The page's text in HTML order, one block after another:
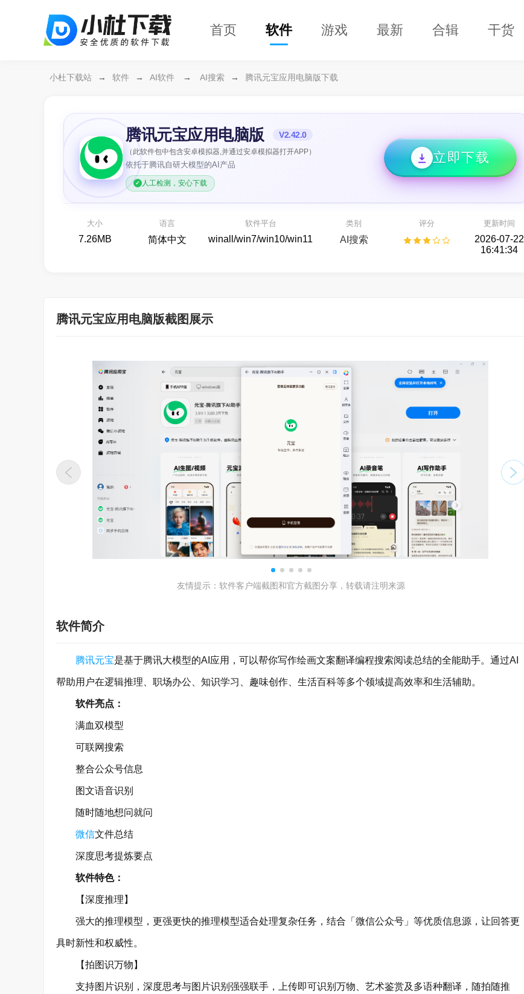
首页 软件 游戏 最新 合辑 干货
小杜下载站 → 软件 → AI软件 → AI搜索 → 腾讯元宝应用电脑版下载
腾讯元宝应用电脑版 V2.42.0
（此软件包中包含安卓模拟器,并通过安卓模拟器打开APP）
依托于腾讯自研大模型的AI产品
人工检测，安心下载
立即下载
大小
7.26MB
语言
简体中文
软件平台
winall/win7/win10/win11
类别
AI搜索
评分 更新时间
2026-07-22
16:41:34
DClaw
腾讯元宝应用电脑版截图展示
友情提示：软件客户端截图和官方截图分享，转载请注明来源
软件简介
腾讯元宝是基于腾讯大模型的AI应用，可以帮你写作绘画文案翻译编程搜索阅读总结的全能助手。通过AI
帮助用户在逻辑推理、职场办公、知识学习、趣味创作、生活百科等多个领域提高效率和生活辅助。
软件亮点：
满血双模型
可联网搜索
整合公众号信息
图文语音识别
随时随地想问就问
微信文件总结
深度思考提炼要点
软件特色：
【深度推理】
强大的推理模型，更强更快的推理模型适合处理复杂任务，结合「微信公众号」等优质信息源，让回答更
具时新性和权威性。
【拍图识万物】
支持图片识别，深度思考与图片识别强强联手，上传即可识别万物、艺术鉴赏及多语种翻译，随拍随推